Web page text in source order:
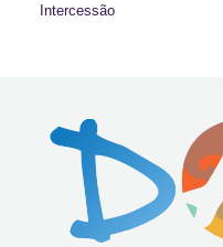
Intercessão